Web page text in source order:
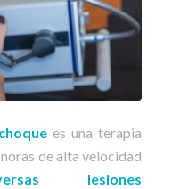
es una terapia
de alta velocidad
lesiones